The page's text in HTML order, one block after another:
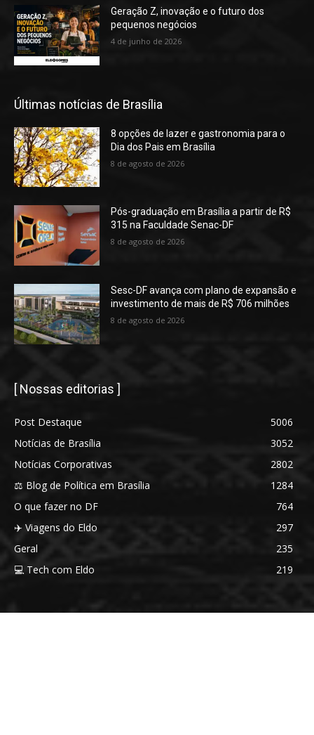
Geração Z, inovação e o futuro dos
pequenos negócios
4 de junho de 2026
Últimas notícias de Brasília
8 opções de lazer e gastronomia para o
Dia dos Pais em Brasília
8 de agosto de 2026
Pós-graduação em Brasília a partir de R$
315 na Faculdade Senac-DF
8 de agosto de 2026
Sesc-DF avança com plano de expansão e
investimento de mais de R$ 706 milhões
8 de agosto de 2026
[ Nossas editorias ]
Post Destaque
5006
Notícias de Brasília
3052
Notícias Corporativas
2802
⚖️ Blog de Política em Brasília
1284
O que fazer no DF
764
✈️ Viagens do Eldo
297
Geral
235
💻 Tech com Eldo
219